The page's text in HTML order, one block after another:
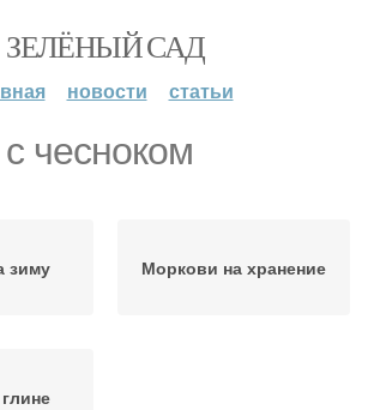
ЗЕЛЁНЫЙ САД
новости статьи
чесноком
зиму Моркови на хранение